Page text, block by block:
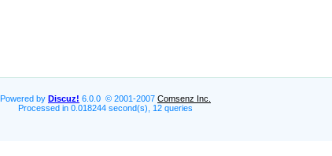
Powered by Discuz! 6.0.0 © 2001-2007 Comsenz Inc.
Processed in 0.018244 second(s), 12 queries